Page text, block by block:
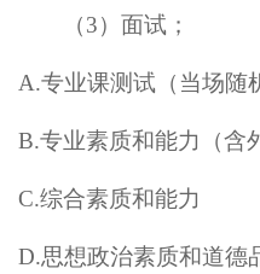
（3） 面试；
A.专业课测试（当场随
B.专业素质和能力（含
C.综合素质和能力
D.思想政治素质和道德